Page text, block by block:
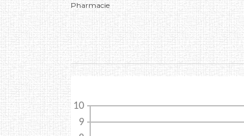
Pharmacie